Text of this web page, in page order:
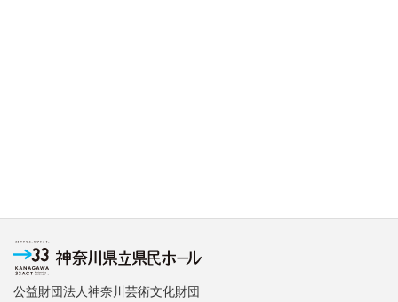
公益財団法人神奈川芸術文化財団